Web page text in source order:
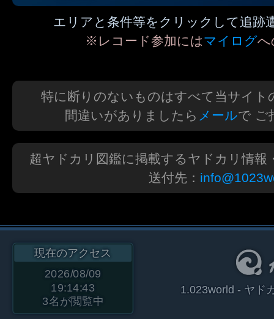
エリアと条件等をクリックして追跡
※レコード参加にはマイログへ
特に断りのないものはすべて当サイト
間違いがありましたら メールで ご
超ヤドカリ図鑑に掲載するヤドカリ情報
送付先：
現在のアクセス
2026/08/09
19:14:43
3名が閲覧中
1.023world - ヤド